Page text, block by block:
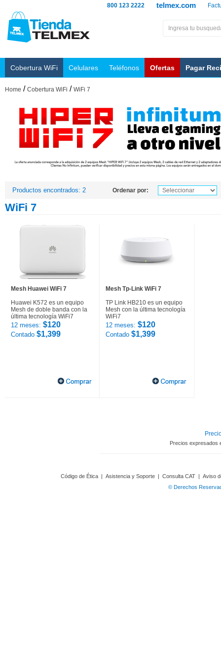
telmex.com
800 123 2222
Cobertura WiFi Celulares Teléfonos Ofertas Pagar
Home / Cobertura WiFi / WiFi 7
Productos encontrados: 2 Ordenar por:
WiFi 7
Mesh Huawei WiFi 7
Huawei K572 es un equipo
Mesh de doble banda con la
última tecnología WiFi7
12 meses: $120
Contado $1,399
Mesh Tp-Link WiFi 7
TP Link HB210 es un equipo
Mesh con la última tecnología
WiFi7
12 meses: $120
Contado $1,399
Precios expresados
Código de Ética | Asistencia y Soporte | Consulta CAT | Aviso
© Derechos